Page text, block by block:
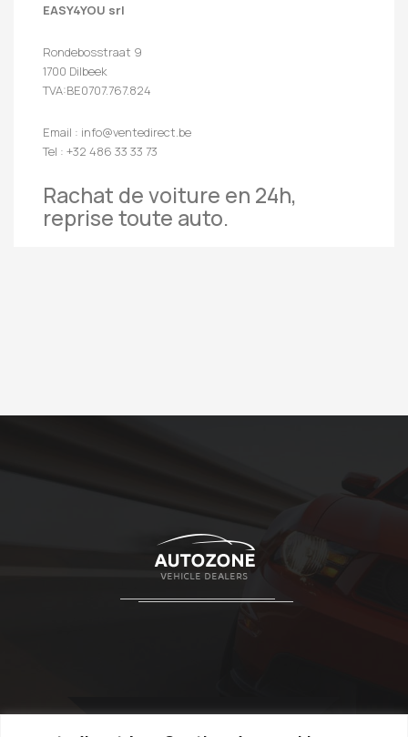
EASY4YOU srl
Rondebosstraat 9
1700 Dilbeek
TVA:BE0707.767.824
Email : info@ventedirect.be
Tel : +32 486 33 33 73
Rachat de voiture en 24h,
reprise toute auto.